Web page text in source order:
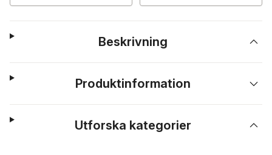
Beskrivning
Produktinformation
Utforska kategorier